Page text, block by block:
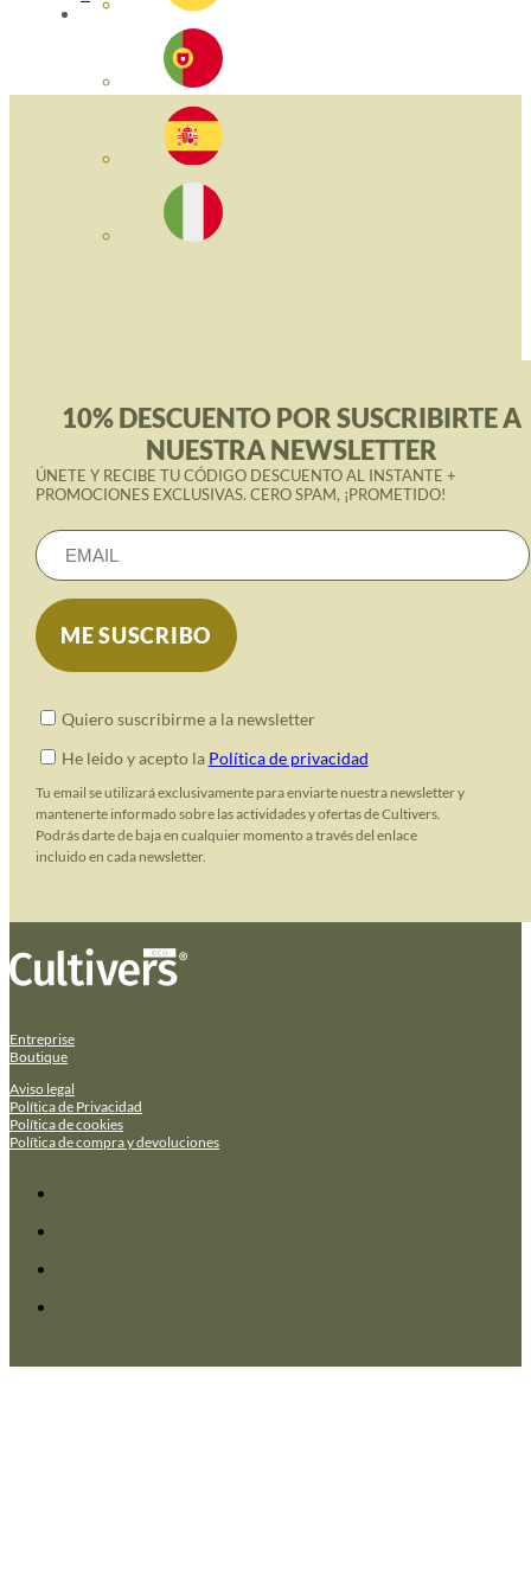
10% DESCUENTO POR SUSCRIBIRTE A
NUESTRA NEWSLETTER
ÚNETE Y RECIBE TU CÓDIGO DESCUENTO AL INSTANTE +
PROMOCIONES EXCLUSIVAS. CERO SPAM, ¡PROMETIDO!
Quiero suscribirme a la newsletter
He leido y acepto la Política de privacidad
Tu email se utilizará exclusivamente para enviarte nuestra newsletter y
mantenerte informado sobre las actividades y ofertas de Cultivers.
Podrás darte de baja en cualquier momento a través del enlace
incluido en cada newsletter.
Entreprise
Boutique
Aviso legal
Política de Privacidad
Política de cookies
Política de compra y devoluciones